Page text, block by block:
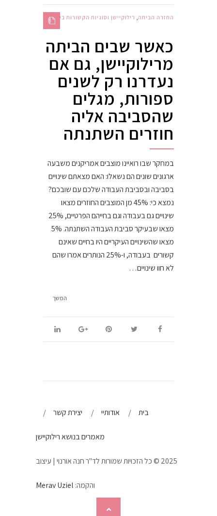
החזרה הביתה רילוקיישן וסוגיות הקשורות בעבודה
כאשר שבים הביתה
מרילוקיישן, גם אם
נעדרנו רק לשנים
ספורות, מגלים
שהסביבה אליה
חוזרים השתנתה
במחקר שבו רואיינו מוצבים אמריקנים משבעה
ארגונים שונים הם נשאלו: האם מצאתם שינויים
בסביבה ובסביבת העבודה שלכם עם שובכם?
נמצא כי: 45% מן המוצבים החוזרים מצאו
שינויים גם בעבודה וגם בחייהם הפרטיים, 25%
מצאו שבעיקר סביבת העבודה השתנתה. 5%
מצאו שהשינויים העיקריים היו בחיים שאינם
קשורים בעבודה, ו-25% הנותרים אמרו שהם
לא חוו שינויים…
המשך
בית אודותיי יצירת קשר
מאמרים בנושא רילוקיישן
2025 © כל הזכויות שמורות לד"ר חנה אורנוי | עיצוב
והקמה: Merav Uziel